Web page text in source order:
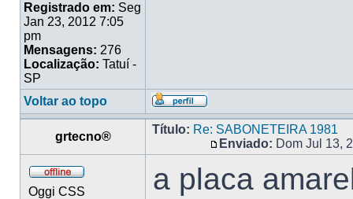
Registrado em: Seg
Jan 23, 2012 7:05
pm
Mensagens: 276
Localização: Tatuí -
SP
Voltar ao topo
grtecno®
Título: Re: SABONETEIRA 1981
Enviado: Dom Jul 13,
Oggi CSS a placa